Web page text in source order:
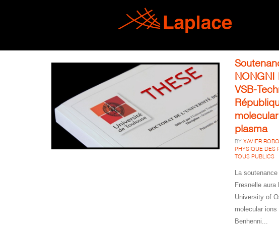
NONGNI
VSB-
plasma
BYXAVIER
PHYSIQUE DES
TOUS PUBLICS
La
Fresnelle aura
University of
molecular
Benhenni...